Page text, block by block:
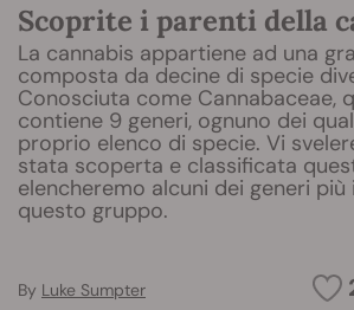
Scoprite i parenti della
La cannabis appartiene ad una
composta da decine di specie
Conosciuta come Cannabaceae,
contiene 9 generi, ognuno dei
proprio elenco di specie. Vi
stata scoperta e classificata
elencheremo alcuni dei generi
questo gruppo.
By Luke Sumpter